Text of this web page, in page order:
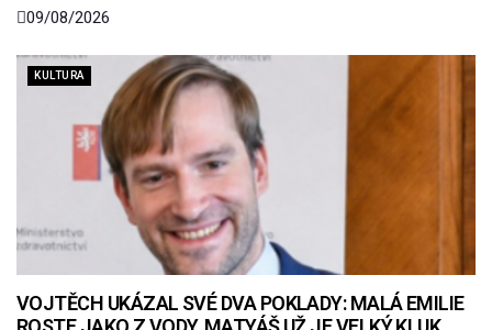
09/08/2026
KULTURA
VOJTĚCH UKÁZAL SVÉ DVA POKLADY: MALÁ EMILIE